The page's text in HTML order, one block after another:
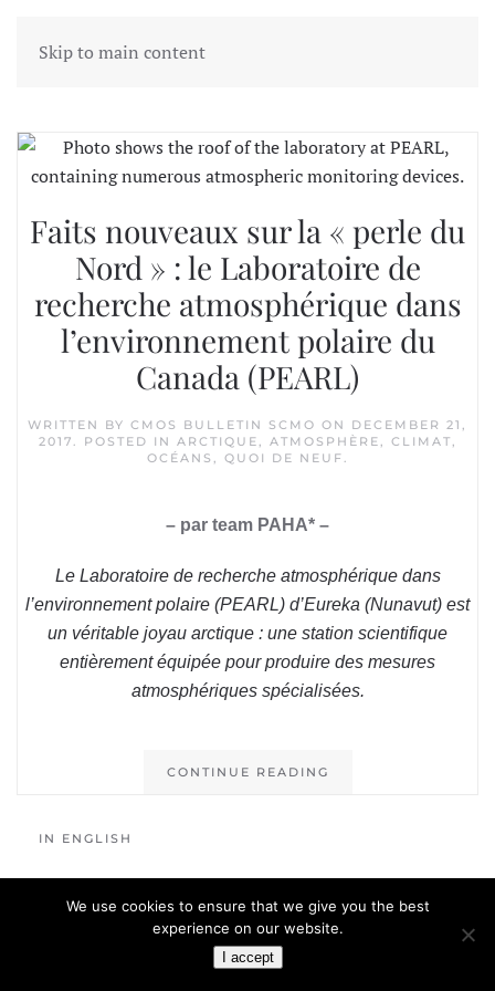
Skip to main content
Tag:PAHA
Faits nouveaux sur la « perle du
Nord » : le Laboratoire de
recherche atmosphérique dans
l’environnement polaire du
Canada (PEARL)
WRITTEN BY CMOS BULLETIN SCMO ON DECEMBER 21,
2017. POSTED IN ARCTIQUE, ATMOSPHÈRE, CLIMAT,
OCÉANS , QUOI DE NEUF.
– par team PAHA* –
Le Laboratoire de recherche atmosphérique dans
l’environnement polaire (PEARL) d’Eureka (Nunavut) est
un véritable joyau arctique : une station scientifique
entièrement équipée pour produire des mesures
atmosphériques spécialisées.
CONTINUE READING
IN ENGLISH
We use cookies to ensure that we give you the best
experience on our website.
I accept